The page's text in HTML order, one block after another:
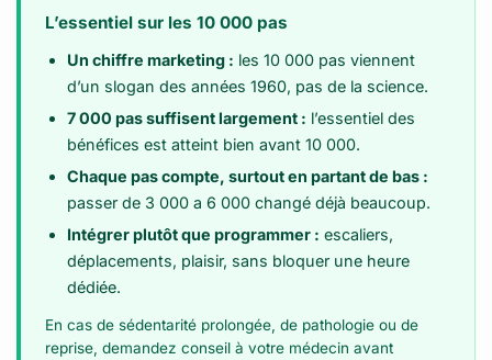
L’essentiel sur les 10 000 pas
Un chiffre marketing : les 10 000 pas viennent
d’un slogan des années 1960, pas de la science.
7 000 pas suffisent largement : l’essentiel des
bénéfices est atteint bien avant 10 000.
Chaque pas compte, surtout en partant de bas :
passer de 3 000 a 6 000 changé déjà beaucoup.
Intégrer plutôt que programmer : escaliers,
déplacements, plaisir, sans bloquer une heure
dédiée.
En cas de sédentarité prolongée, de pathologie ou de
reprise, demandez conseil à votre médecin avant